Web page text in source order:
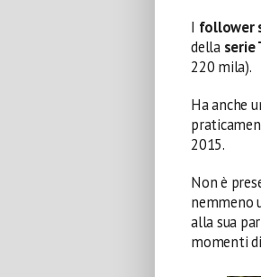
I follower
della serie
220 mila).
Ha anche
2015.
Non è
nemmeno
alla sua
momenti